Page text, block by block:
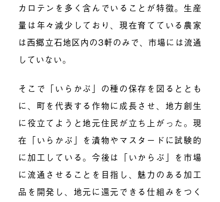
カロテンを多く含んでいることが特徴。生産
量は年々減少しており、現在育てている農家
は西郷立石地区内の3軒のみで、市場には流通
していない。
そこで「いらかぶ」の種の保存を図るととも
に、町を代表する作物に成長させ、地方創生
に役立てようと地元住民が立ち上がった。現
在「いらかぶ」を漬物やマスタードに試験的
に加工している。今後は「いからぶ」を市場
に流通させることを目指し、魅力のある加工
品を開発し、地元に還元できる仕組みをつく